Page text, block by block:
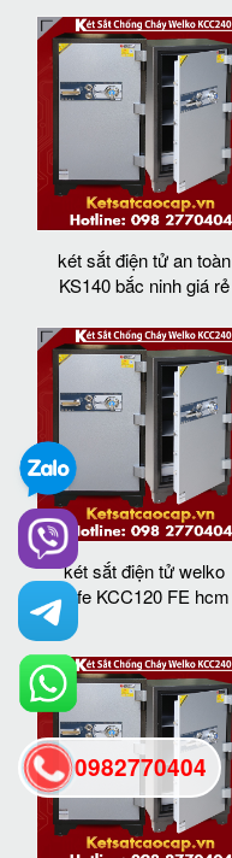
két sắt điện tử an toàn
KS140 bắc ninh giá rẻ
két sắt điện tử welko
safe KCC120 FE hcm
0982770404